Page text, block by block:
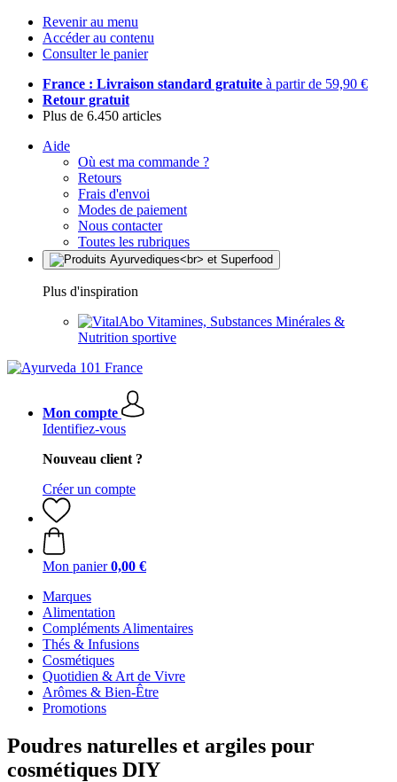
Revenir au menu
Accéder au contenu
Consulter le panier
France : Livraison standard gratuite à partir de 59,90 €
Retour gratuit
Plus de 6.450 articles
Aide
Où est ma commande ?
Retours
Frais d'envoi
Modes de paiement
Nous contacter
Toutes les rubriques
Plus d'inspiration
Vitamines, Substances Minérales &
Nutrition sportive
Mon compte
Identifiez-vous
Nouveau client ?
Créer un compte
Mon panier 0,00 €
Marques
Alimentation
Compléments Alimentaires
Thés & Infusions
Cosmétiques
Quotidien & Art de Vivre
Arômes & Bien-Être
Promotions
Poudres naturelles et argiles pour
cosmétiques DIY